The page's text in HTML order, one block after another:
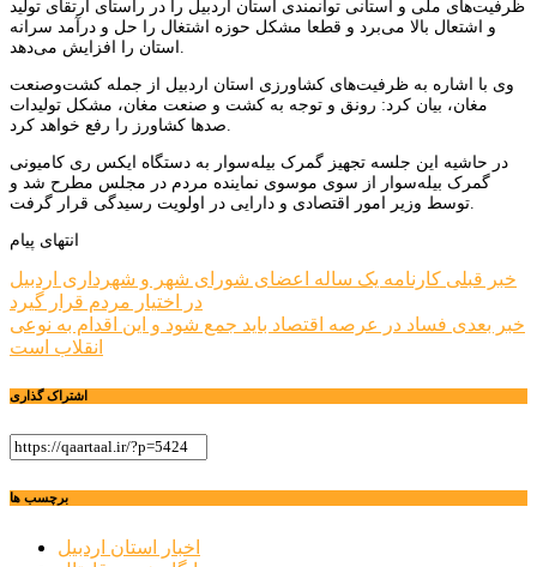
ظرفیت‌های ملی و استانی توانمندی استان اردبیل را در راستای ارتقای تولید
و اشتعال بالا می‌برد و قطعا مشکل حوزه اشتغال را حل و درآمد سرانه
وی با اشاره به ظرفیت‌های کشاورزی استان اردبیل از جمله کشت‌وصنعت
مغان، بیان کرد: رونق و توجه به کشت و صنعت مغان، مشکل تولیدات
در حاشیه این جلسه تجهیز گمرک بیله‌سوار به دستگاه ایکس ری کامیونی
گمرک بیله‌سوار از سوی موسوی نماینده مردم در مجلس مطرح شد و
انتهای پیام
راهبری
نوشته
خبر قبلی کارنامه یک ساله اعضای شورای شهر و شهرداری اردبیل
در اختیار مردم قرار گیرد
خبر بعدی فساد در عرصه اقتصاد باید جمع شود و این اقدام به نوعی
انقلاب است
اشتراک گذاری
برچسب ها
اخبار استان اردبیل